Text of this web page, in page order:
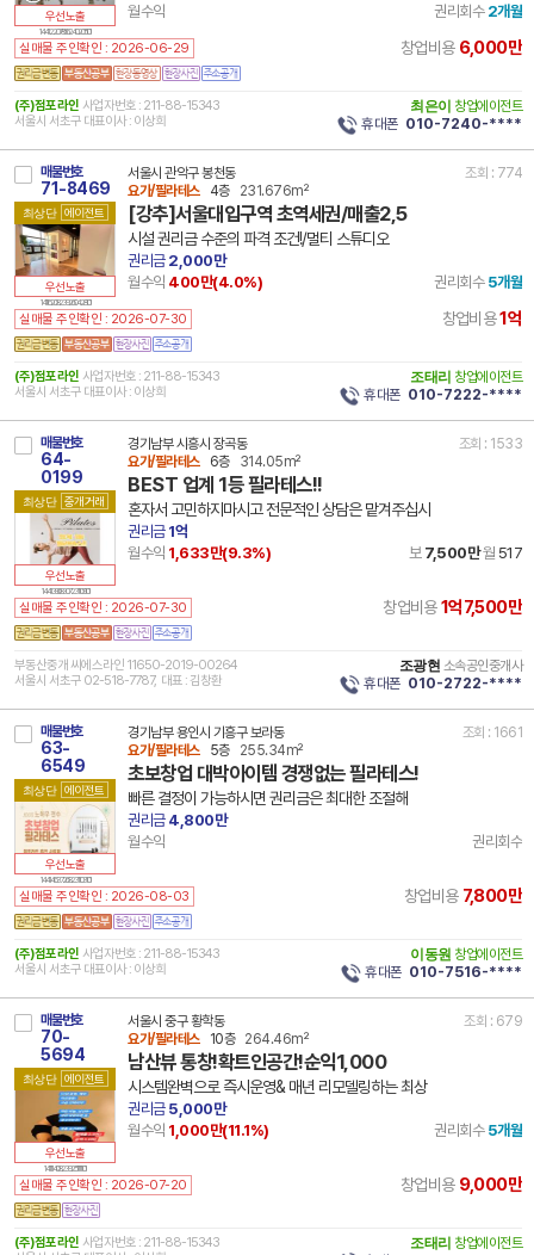
우선노출
14 41220 7856 240205 101
월수익
권리회수 2개월
실매물 주인확인 : 2026-06-29 창업비용 6,000만
(주)점포라인 사업자번호 : 211-88-15343
서울시 서초구 대표이사 : 이상희
최은이 창업에이전트
휴대폰 010-7240-****
매물번호
71-8469
최상단 에이전트
우선노출
14 11620 8239 260428 101
서울시 관악구 봉천동
조회 : 774
요가/필라테스
4층 231.676m²
[강추]서울대입구역 초역세권/매출2,5
시설 권리금 수준의 파격 조건!/멀티 스튜디오
권리금2,000만
월수익 400만(4.0%) 권리회수 5개월
실매물 주인확인 : 2026-07-30 창업비용1억
(주)점포라인 사업자번호 : 211-88-15343
서울시 서초구 대표이사 : 이상희
조태리 창업에이전트
휴대폰 010-7222-****
매물번호
64-
0199
최상단 중개거래
우선노출
14 41390 8307 231109 101
경기남부 시흥시 장곡동
조회 : 1533
요가/필라테스
6층 314.05m²
BEST 업계 1등 필라테스!!
혼자서 고민하지마시고 전문적인 상담은 맡겨주십시
권리금1억
월수익 1,633만(9.3%) 보 7,500만 월 517
실매물 주인확인 : 2026-07-30 창업비용1억7,500만
부동산중개 씨에스라인 11650-2019-00264
서울시 서초구 02-518-7787, 대표 : 김창환
조광현 소속공인중개사
휴대폰 010-2722-****
매물번호
63-
6549
최상단 에이전트
우선노출
14 41463 7268 231103 101
경기남부 용인시 기흥구 보라동
조회 : 1661
요가/필라테스
5층 255.34m²
초보창업 대박아이템 경쟁없는 필라테스!
빠른 결정이 가능하시면 권리금은 최대한 조절해
권리금4,800만
월수익
권리회수
실매물 주인확인 : 2026-08-03 창업비용 7,800만
(주)점포라인 사업자번호 : 211-88-15343
서울시 서초구 대표이사 : 이상희
이동원 창업에이전트
휴대폰 010-7516-****
매물번호
70-
5694
최상단 에이전트
우선노출
14 11140 8239 251111 101
서울시 중구 황학동
조회 : 679
요가/필라테스
10층 264.46m²
남산뷰 통창!확트인공간!순익1,000
시스템완벽으로 즉시운영& 매년 리모델링하는 최상
권리금5,000만
월수익 1,000만(11.1%) 권리회수 5개월
실매물 주인확인 : 2026-07-20 창업비용 9,000만
(주)점포라인 사업자번호 : 211-88-15343
조태리 창업에이전트